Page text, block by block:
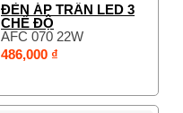
ĐÈN ÁP TRẦN LED 3
CHẾ ĐỘ
AFC 070 22W
486,000 ₫